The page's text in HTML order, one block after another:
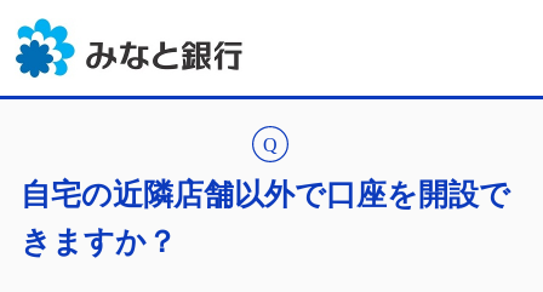
自宅の近隣店舗以外で口座を開設で
きますか？